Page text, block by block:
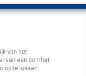
van het
van een comfort
op te lossen.